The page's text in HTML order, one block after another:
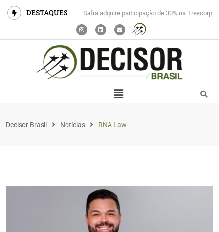
DESTAQUES Safra adquire participação de 30% na Treecorp
Decisor Brasil Notícias RNA Law